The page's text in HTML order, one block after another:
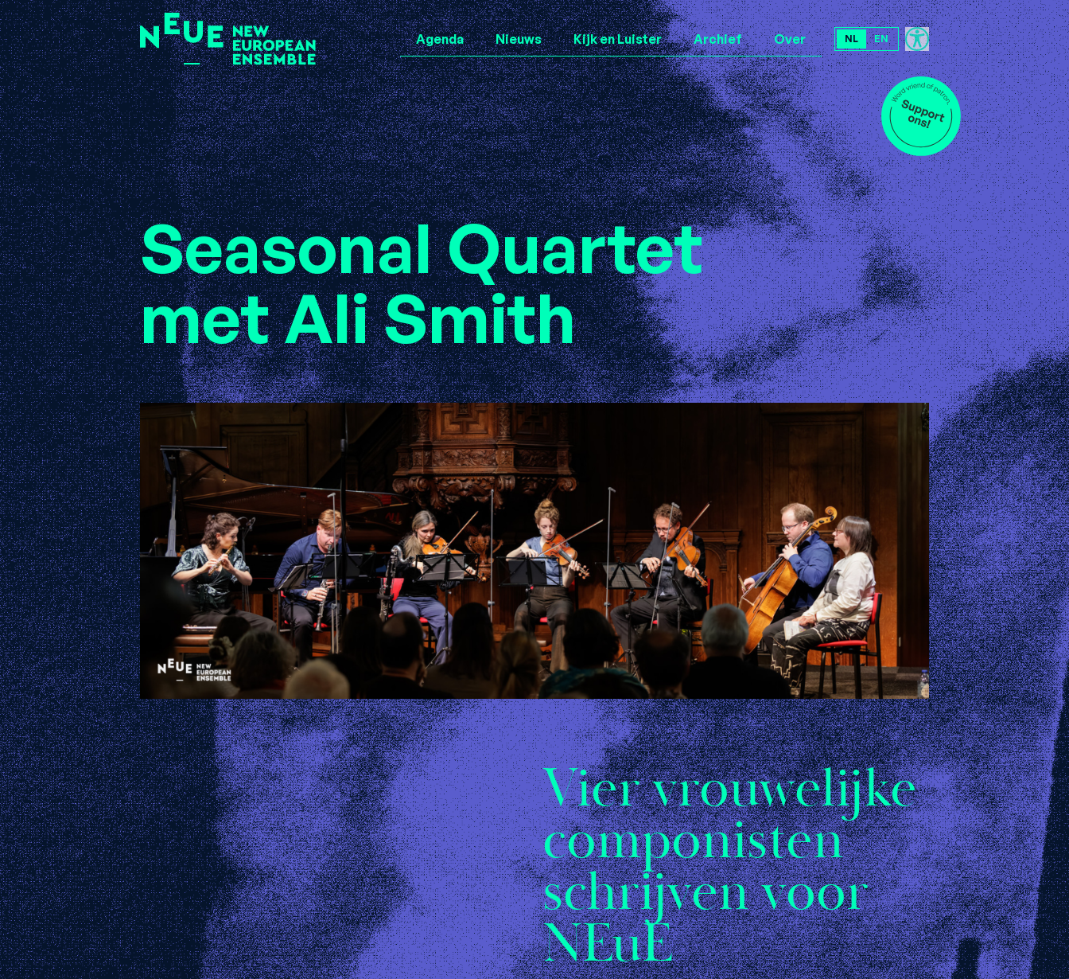
Agenda Nieuws Kijk en Luister Archief Over NL EN
Seasonal Quartet
met Ali Smith
Vier vrouwelijke
componisten
schrijven voor
NEuE